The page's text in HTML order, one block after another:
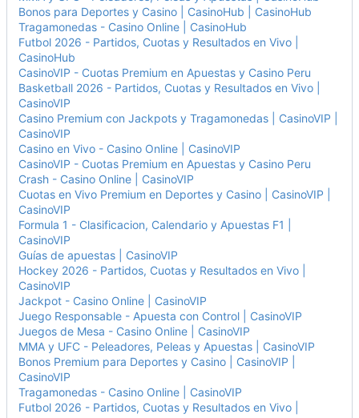
Bonos para Deportes y Casino | CasinoHub | CasinoHub
Tragamonedas - Casino Online | CasinoHub
Futbol 2026 - Partidos, Cuotas y Resultados en Vivo |
CasinoHub
CasinoVIP - Cuotas Premium en Apuestas y Casino Peru
Basketball 2026 - Partidos, Cuotas y Resultados en Vivo |
CasinoVIP
Casino Premium con Jackpots y Tragamonedas | CasinoVIP |
CasinoVIP
Casino en Vivo - Casino Online | CasinoVIP
CasinoVIP - Cuotas Premium en Apuestas y Casino Peru
Crash - Casino Online | CasinoVIP
Cuotas en Vivo Premium en Deportes y Casino | CasinoVIP |
CasinoVIP
Formula 1 - Clasificacion, Calendario y Apuestas F1 |
CasinoVIP
Guías de apuestas | CasinoVIP
Hockey 2026 - Partidos, Cuotas y Resultados en Vivo |
CasinoVIP
Jackpot - Casino Online | CasinoVIP
Juego Responsable - Apuesta con Control | CasinoVIP
Juegos de Mesa - Casino Online | CasinoVIP
MMA y UFC - Peleadores, Peleas y Apuestas | CasinoVIP
Bonos Premium para Deportes y Casino | CasinoVIP |
CasinoVIP
Tragamonedas - Casino Online | CasinoVIP
Futbol 2026 - Partidos, Cuotas y Resultados en Vivo |